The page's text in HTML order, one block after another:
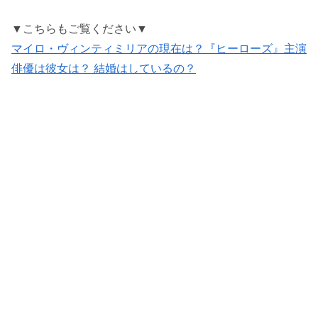
▼こちらもご覧ください▼
マイロ・ヴィンティミリアの現在は？『ヒーローズ』主演
俳優は彼女は？ 結婚はしているの？